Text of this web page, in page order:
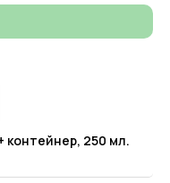
контейнер, 250 мл.